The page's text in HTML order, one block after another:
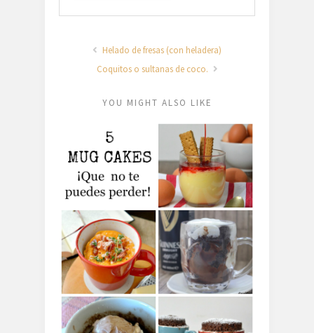
Helado de fresas (con heladera)
Coquitos o sultanas de coco.
YOU MIGHT ALSO LIKE